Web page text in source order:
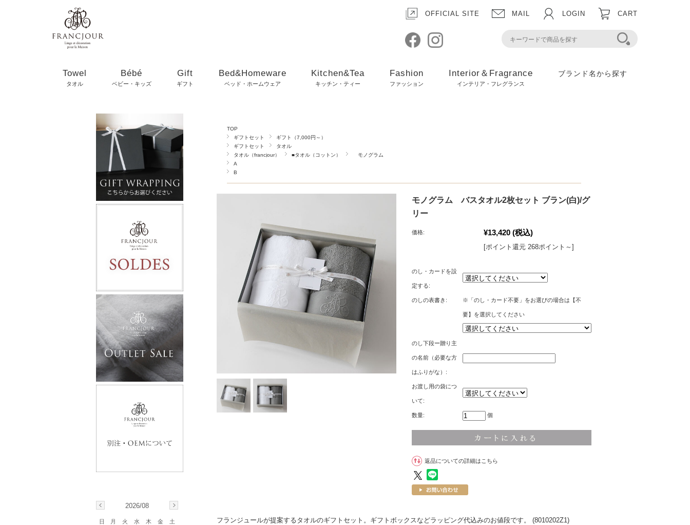
OFFICIAL SITE MAIL LOGIN CART
Towel
タオル
Bébé
ベビー・キッズ
Gift
ギフト
Bed&Homeware
ベッド・ホームウェア
Kitchen&Tea
キッチン・ティー
Fashion
ファッション
Interior＆Fragrance
インテリア・フレグランス
ブランド名から探す
TOP
ギフトセット
ギフト（7,000円～）
ギフトセット
タオル
タオル（francjour）
■タオル（コットン）
モノグラム
A
B
モノグラム バスタオル2枚セット ブラン(白)/グ
リー
価格: ¥13,420 (税込)
[ポイント還元 268ポイント～]
のし・カードを設
定する:
のしの表書き: ※「のし・カード不要」をお選びの場合は【不
要】を選択してください
のし下段ー贈り主
の名前（必要な方
はふりがな）:
お渡し用の袋につ
いて:
数量: 個
返品についての詳細はこちら
フランジュールが提案するタオルのギフトセット。ギフトボックスなどラッピング代込みのお値段です。 (8010202Z1)
2026/08
日 月 火 水 木 金
土